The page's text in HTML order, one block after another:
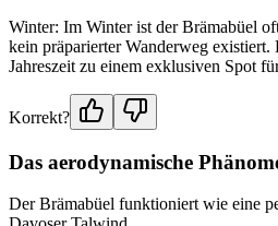
Winter: Im Winter ist der Brämabüel
kein präparierter Wanderweg
Jahreszeit zu einem exklusiven Spot
Korrekt?
Das aerodynamische
Der Brämabüel funktioniert wie eine